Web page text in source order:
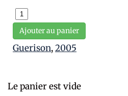
Ajouter au panier
Guerison,2005
Le panier est vide